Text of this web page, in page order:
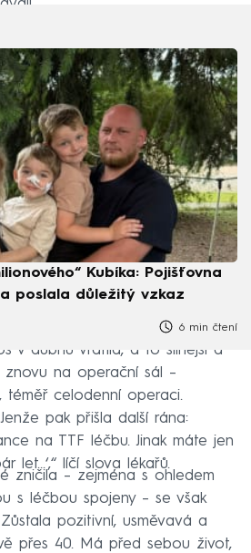
Kubíka: Pojišťovna
poslala důležitý vzkaz
6 min čtení
v dubnu vrátila, a to silnější a
znovu na operační sál –
téměř celodenní operaci.
pak přišla další rána:
na TTF léčbu. Jinak máte jen
let…‘,“ líčí slova lékařů.
zničila – zejména s ohledem
s léčbou spojeny – se však
pozitivní, usměvavá a
přes 40. Má před sebou život,